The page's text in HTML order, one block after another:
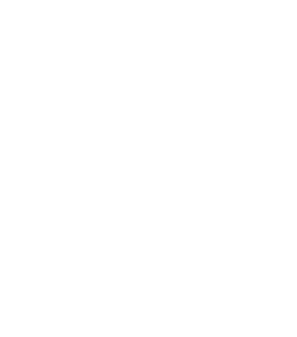
di Sekolah
ADLG Awards